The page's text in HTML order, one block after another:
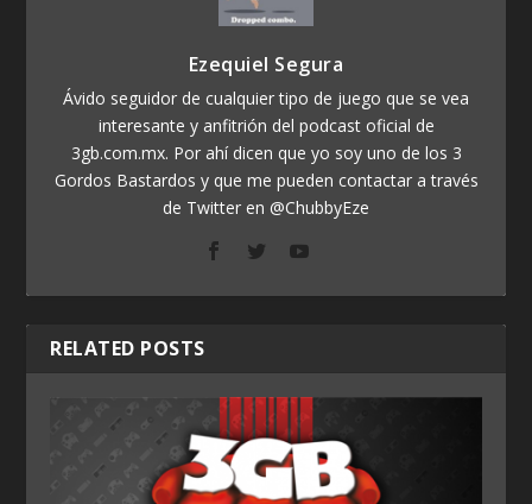
Ezequiel Segura
Ávido seguidor de cualquier tipo de juego que se vea
interesante y anfitrión del podcast oficial de
3gb.com.mx. Por ahí dicen que yo soy uno de los 3
Gordos Bastardos y que me pueden contactar a través
de Twitter en @ChubbyEze
RELATED POSTS